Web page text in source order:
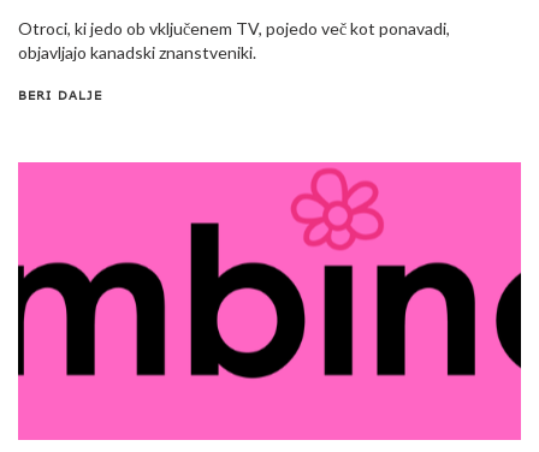
Otroci, ki jedo ob vključenem TV, pojedo več kot ponavadi,
objavljajo kanadski znanstveniki.
BERI DALJE